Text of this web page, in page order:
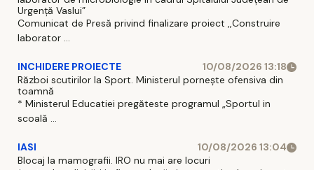
Urgență Vaslui”
Comunicat de Presă privind finalizare proiect ,,Construire
laborator ...
INCHIDERE PROIECTE
10/08/2026 13:18
Război scutirilor la Sport. Ministerul pornește ofensiva din
toamnă
* Ministerul Educatiei pregăteste programul „Sportul in
scoală ...
IASI
10/08/2026 13:04
Blocaj la mamografii. IRO nu mai are locuri